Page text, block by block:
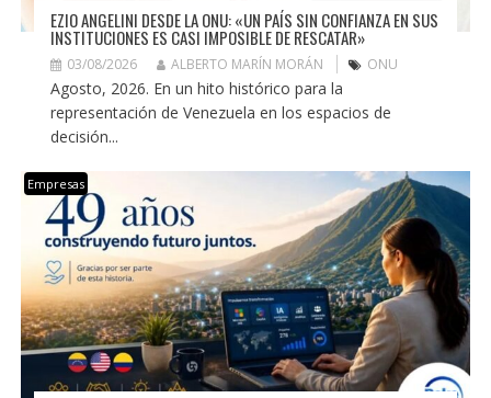
EZIO ANGELINI DESDE LA ONU: «UN PAÍS SIN CONFIANZA EN SUS
INSTITUCIONES ES CASI IMPOSIBLE DE RESCATAR»
03/08/2026 ALBERTO MARÍN MORÁN ONU
Agosto, 2026. En un hito histórico para la
representación de Venezuela en los espacios de
decisión...
Empresas